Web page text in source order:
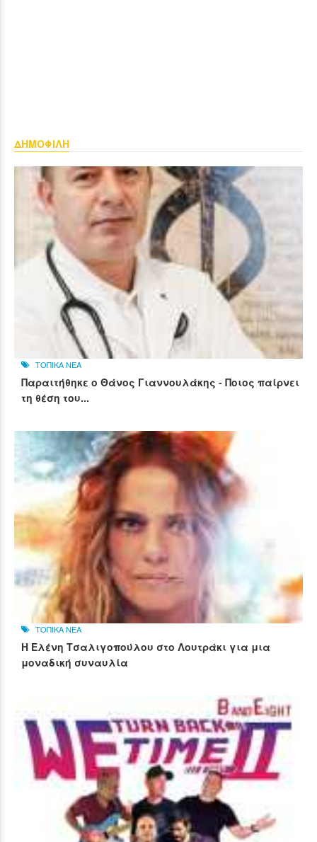
ΔΗΜΟΦΙΛΗ
ΤΟΠΙΚΑ ΝΕΑ
Παραιτήθηκε ο Θάνος Γιαννουλάκης - Ποιος παίρνει
τη θέση του...
ΤΟΠΙΚΑ ΝΕΑ
Η Ελένη Τσαλιγοπούλου στο Λουτράκι για μια
μοναδική συναυλία